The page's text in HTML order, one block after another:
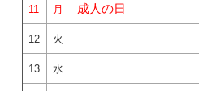
11 月 成人の日
12 火
13 水